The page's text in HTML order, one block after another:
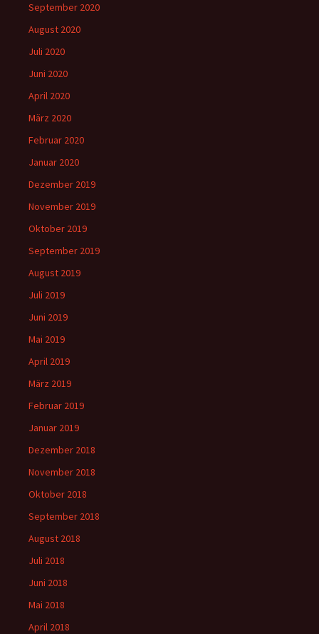
September 2020
August 2020
Juli 2020
Juni 2020
April 2020
März 2020
Februar 2020
Januar 2020
Dezember 2019
November 2019
Oktober 2019
September 2019
August 2019
Juli 2019
Juni 2019
Mai 2019
April 2019
März 2019
Februar 2019
Januar 2019
Dezember 2018
November 2018
Oktober 2018
September 2018
August 2018
Juli 2018
Juni 2018
Mai 2018
April 2018